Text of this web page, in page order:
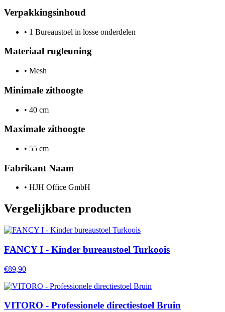
Verpakkingsinhoud
• 1 Bureaustoel in losse onderdelen
Materiaal rugleuning
• Mesh
Minimale zithoogte
• 40 cm
Maximale zithoogte
• 55 cm
Fabrikant Naam
• HJH Office GmbH
Vergelijkbare producten
FANCY I - Kinder bureaustoel Turkoois
€89,90
VITORO - Professionele directiestoel Bruin